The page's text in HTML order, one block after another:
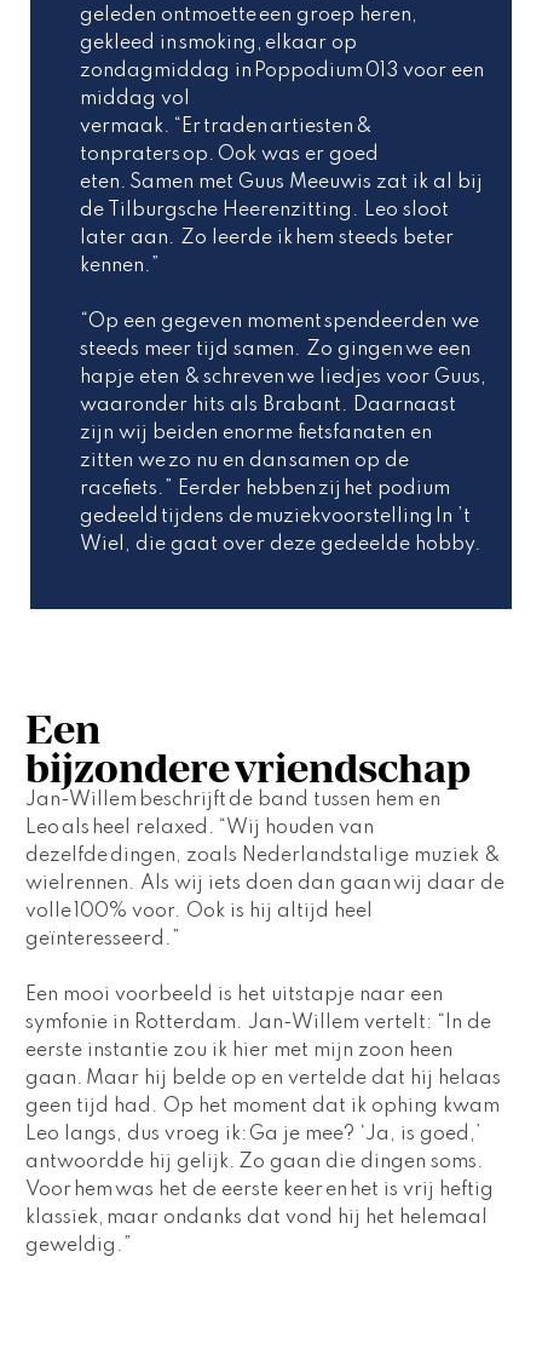
geleden ontmoette een groep heren,
gekleed in smoking, elkaar op
zondagmiddag in Poppodium 013 voor een
middag vol
vermaak. “Er traden artiesten &
tonpraters op. Ook was er goed
eten. Samen met Guus Meeuwis zat ik al bij
de Tilburgsche Heerenzitting. Leo sloot
later aan. Zo leerde ik hem steeds beter
kennen.”
“Op een gegeven moment spendeerden we
steeds meer tijd samen. Zo gingen we een
hapje eten & schreven we liedjes voor Guus,
waaronder hits als Brabant. Daarnaast
zijn wij beiden enorme fietsfanaten en
zitten we zo nu en dan samen op de
racefiets.” Eerder hebben zij het podium
gedeeld tijdens de muziekvoorstelling In ’t
Wiel, die gaat over deze gedeelde hobby.
Een
bijzondere vriendschap
Jan-Willem beschrijft de band tussen hem en
Leo als heel relaxed. “Wij houden van
dezelfde dingen, zoals Nederlandstalige muziek &
wielrennen. Als wij iets doen dan gaan wij daar de
volle 100% voor. Ook is hij altijd heel
geïnteresseerd.”
Een mooi voorbeeld is het uitstapje naar een
symfonie in Rotterdam. Jan-Willem vertelt: “In de
eerste instantie zou ik hier met mijn zoon heen
gaan. Maar hij belde op en vertelde dat hij helaas
geen tijd had. Op het moment dat ik ophing kwam
Leo langs, dus vroeg ik: Ga je mee? ‘Ja, is goed,’
antwoordde hij gelijk. Zo gaan die dingen soms.
Voor hem was het de eerste keer en het is vrij heftig
klassiek, maar ondanks dat vond hij het helemaal
geweldig.”